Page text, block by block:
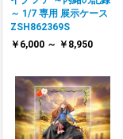
～ 1/7 専用 展示ケース
ZSH862369S
￥6,000 ～ ￥8,950